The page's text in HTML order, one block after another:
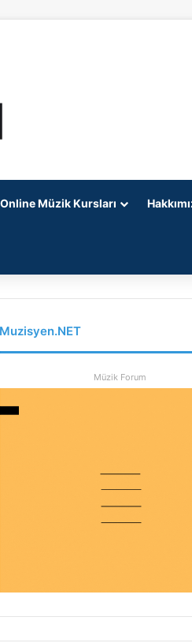
Online Müzik Kursları
Muzisyen.NET
Müzik Forum